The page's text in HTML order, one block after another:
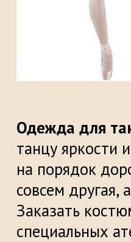
Одежда для
танцу яркости
на порядок
совсем другая,
Заказать
специальных